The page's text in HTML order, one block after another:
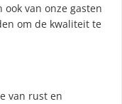
van onze gasten
om de kwaliteit te
van rust en